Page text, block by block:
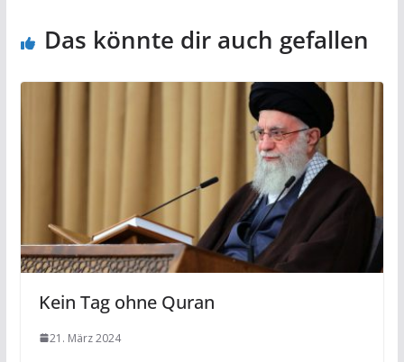
Das könnte dir auch gefallen
Kein Tag ohne Quran
21. März 2024